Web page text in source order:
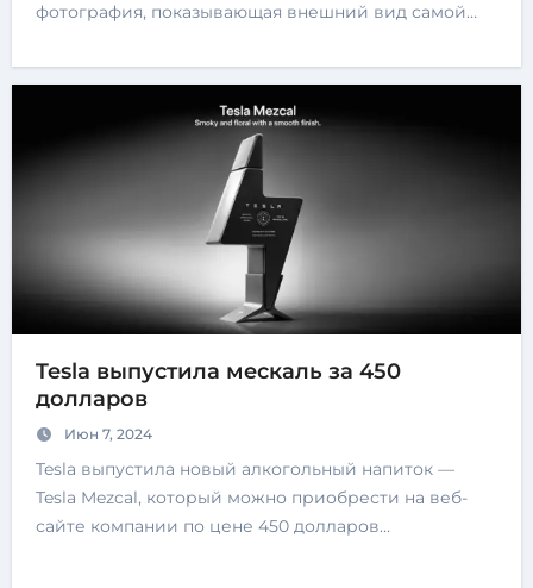
фотография, показывающая внешний вид самой…
Tesla выпустила мескаль за 450
долларов
Июн 7, 2024
Tesla выпустила новый алкогольный напиток —
Tesla Mezcal, который можно приобрести на веб-
сайте компании по цене 450 долларов…